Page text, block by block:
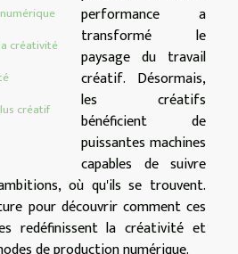
créativité
créatif
performance a
transformé le
paysage du travail
créatif. Désormais,
les créatifs
bénéficient de
puissantes machines
capables de suivre
où qu'ils se trouvent.
pour découvrir comment ces
redéfinissent la créativité et